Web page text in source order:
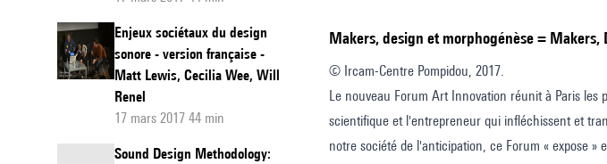
Enjeux sociétaux du design
sonore - version française -
Matt Lewis, Cecilia Wee, Will
Renel
17 mars 2017 44 min
Sound Design Methodology:
Makers, design et morphogénèse =
© Ircam-Centre Pompidou, 2017.
Le nouveau Forum Art Innovation réunit à Paris
scientifique et l'entrepreneur qui infléchissent et
notre société de l'anticipation, ce Forum « expose